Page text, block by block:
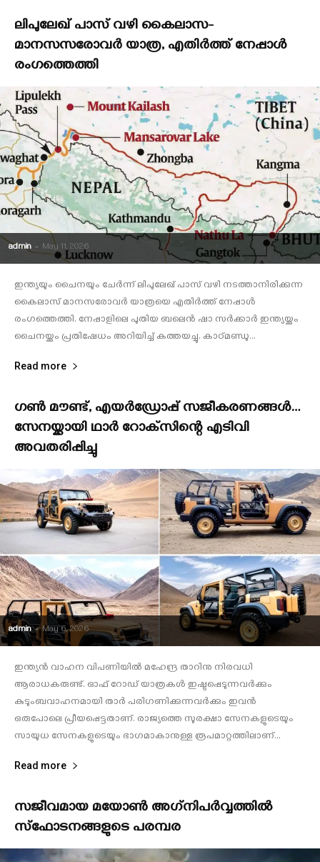
ലിപുലേഖ് പാസ് വഴി കൈലാസ-
മാനസസരോവർ യാത്ര, എതിര്‍ത്ത് നേപ്പാള്‍
രംഗത്തെത്തി
admin - May 11, 2026
ഇന്ത്യയും ചൈനയും ചേര്‍ന്ന് ലിപുലേഖ് പാസ് വഴി നടത്താനിരിക്കുന്ന
കൈലാസ് മാനസരോവര്‍ യാത്രയെ എതിര്‍ത്ത് നേപ്പാള്‍
രംഗത്തെത്തി. നേപ്പാളിലെ പുതിയ ബലെന്‍ ഷാ സര്‍ക്കാര്‍ ഇന്ത്യയ്ക്കും
ചൈനയ്ക്കും പ്രതിഷേധം അറിയിച്ച് കത്തയച്ചു. കാഠ്മണ്ഡു...
Read more
ഗണ്‍ മൗണ്ട്, എയര്‍ഡ്രോപ്പ് സജീകരണങ്ങള്‍…
സേനയ്ക്കായി ഥാര്‍ റോക്‌സിന്റെ എടിവി
അവതരിപ്പിച്ചു
admin - May 6, 2026
ഇന്ത്യന്‍ വാഹന വിപണിയില്‍ മഹേന്ദ്ര താറിനു നിരവധി
ആരാധകരുണ്ട്. ഓഫ് റോഡ് യാത്രകള്‍ ഇഷ്ടപ്പെടുന്നവര്‍ക്കും
കുടുംബവാഹനമായി താര്‍ പരിഗണിക്കുന്നവര്‍ക്കും ഇവന്‍
ഒരുപോലെ പ്രീയപ്പെട്ടതാണ്. രാജ്യത്തെ സുരക്ഷാ സേനകളുടെയും
സായുധ സേനകളുടെയും ഭാഗമാകാനുള്ള രൂപമാറ്റത്തിലാണ്...
Read more
സജീവമായ മയോണ്‍ അഗ്‌നിപര്‍വ്വത്തില്‍
സ്ഫോടനങ്ങളുടെ പരമ്പര